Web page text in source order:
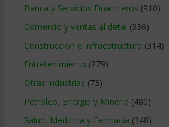
Banca y Servicios Financieros (910)
Comercio y ventas al detal (336)
Construccion e Infraestructura (314)
Entretenimiento (279)
Otras industrias (73)
Petroleo, Energia y Mineria (480)
Salud, Medicina y Farmacia (348)